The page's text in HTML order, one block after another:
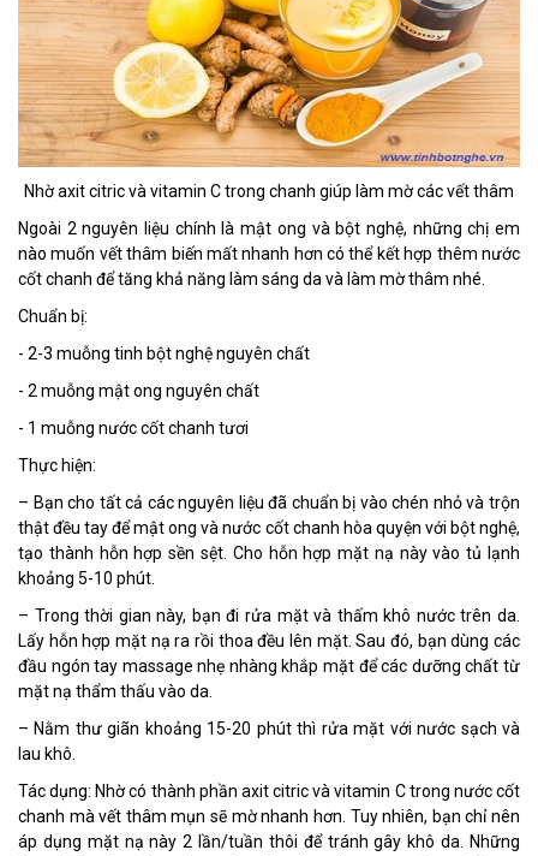
Nhờ axit citric và vitamin C trong chanh giúp làm mờ các vết thâm
Ngoài 2 nguyên liệu chính là mật ong và bột nghệ, những chị em
nào muốn vết thâm biến mất nhanh hơn có thể kết hợp thêm nước
cốt chanh để tăng khả năng làm sáng da và làm mờ thâm nhé.
Chuẩn bị:
- 2-3 muỗng tinh bột nghệ nguyên chất
- 2 muỗng mật ong nguyên chất
- 1 muỗng nước cốt chanh tươi
Thực hiện:
– Bạn cho tất cả các nguyên liệu đã chuẩn bị vào chén nhỏ và trộn
thật đều tay để mật ong và nước cốt chanh hòa quyện với bột nghệ,
tạo thành hỗn hợp sền sệt. Cho hỗn hợp mặt nạ này vào tủ lạnh
khoảng 5-10 phút.
– Trong thời gian này, bạn đi rửa mặt và thấm khô nước trên da.
Lấy hỗn hợp mặt nạ ra rồi thoa đều lên mặt. Sau đó, bạn dùng các
đầu ngón tay massage nhẹ nhàng khắp mặt để các dưỡng chất từ
mặt nạ thẩm thấu vào da.
– Nằm thư giãn khoảng 15-20 phút thì rửa mặt với nước sạch và
lau khô.
Tác dụng: Nhờ có thành phần axit citric và vitamin C trong nước cốt
chanh mà vết thâm mụn sẽ mờ nhanh hơn. Tuy nhiên, bạn chỉ nên
áp dụng mặt nạ này 2 lần/tuần thôi để tránh gây khô da. Những